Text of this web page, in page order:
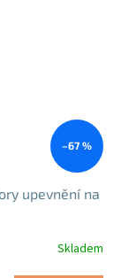
–67 %
upevnění na
Skladem